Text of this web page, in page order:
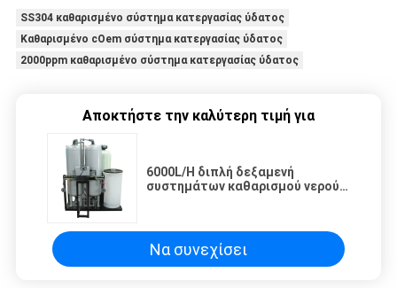
SS304 καθαρισμένο σύστημα κατεργασίας ύδατος
Καθαρισμένο cOem σύστημα κατεργασίας ύδατος
2000ppm καθαρισμένο σύστημα κατεργασίας ύδατος
Αποκτήστε την καλύτερη τιμή για
6000L/H διπλή δεξαμενή
συστημάτων καθαρισμού νερού
Να συνεχίσει